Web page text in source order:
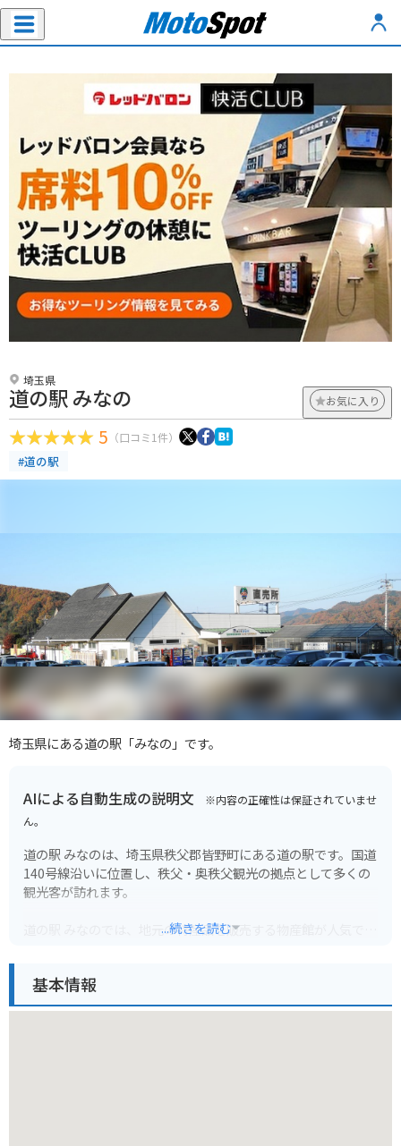
埼玉県
道の駅 みなの お気に入り
5 （口コミ1件）
#道の駅
埼玉県にある道の駅「みなの」です。
AIによる自動生成の説明文 ※内容の正確性は保証されていませ
ん。
道の駅 みなのは、埼玉県秩父郡皆野町にある道の駅です。国道
140号線沿いに位置し、秩父・奥秩父観光の拠点として多くの
観光客が訪れます。
道の駅 みなのでは、地元の特産品を販売する物産館が人気で
レストランでは、地元食材をふんだんに使用した料理を楽しむ
ことができます。秩父名物のわらじカツ丼や、手打ちそばなど
...続きを読む
基本情報